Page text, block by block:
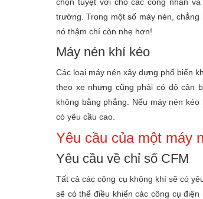
trường. Trong một số máy nén,
nó thậm chí còn nhẹ hơn!
Máy nén khí kéo
Các loại máy nén xây dựng phổ biến
theo xe nhưng cũng phải có độ cân
không bằng phẳng. Nếu máy nén
có yêu cầu cao.
Yêu cầu của một máy
Yêu cầu về chỉ số CFM
Tất cả các công cụ không khí sẽ có
sẽ có thể điều khiển các công cụ